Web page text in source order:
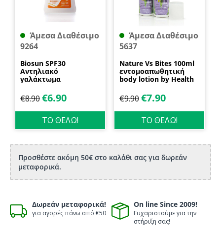
Άμεσα Διαθέσιμο
9264
Biosun SPF30
Αντηλιακό
γαλάκτωμα
προσώπου και
σώματος 70ml
Biosanto
€8.90€6.90
ΤΟ ΘΕΛΩ!
Άμεσα Διαθέσιμο
5637
Nature Vs Bites 100ml
εντομοαπωθητική
body lotion by Health
€9.90 €7.90
ΤΟ ΘΕΛΩ!
Προσθέστε ακόμη 50€ στο καλάθι σας για δωρεάν
μεταφορικά.
Δωρεάν μεταφορικά!
για αγορές πάνω από €50
On line Since 2009!
Ευχαριστούμε για την
στήριξη σας!